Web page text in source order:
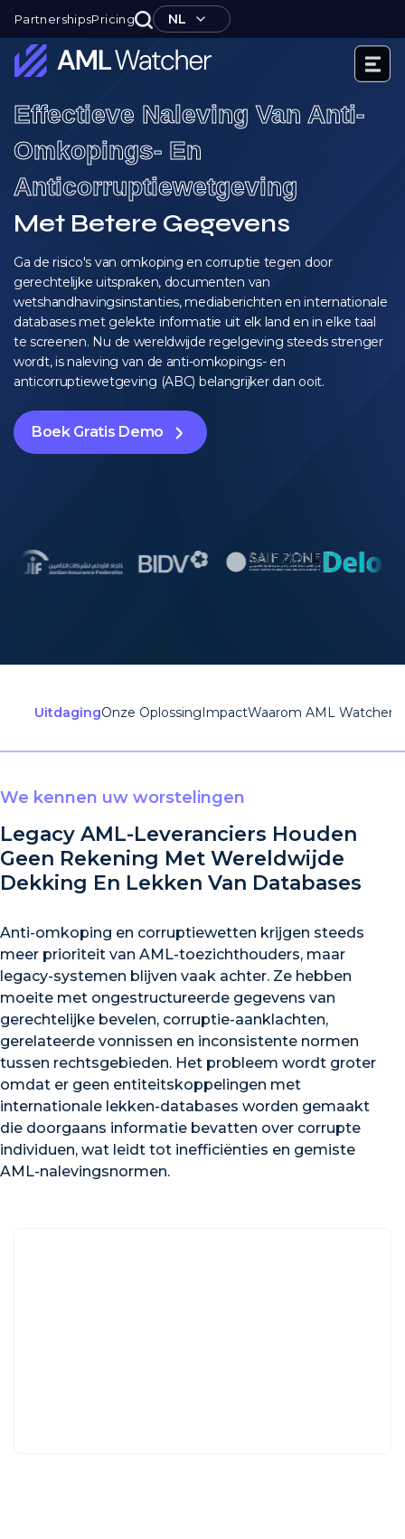
PartnershipsPricing NL
Watcher
naar
inhoud
Effectieve Naleving Van Anti-
Omkopings- En
Anticorruptiewetgeving
Met Betere Gegevens
Ga de risico's van omkoping en corruptie tegen door
gerechtelijke uitspraken, documenten van
wetshandhavingsinstanties, mediaberichten en internationale
databases met gelekte informatie uit elk land en in elke taal
te screenen. Nu de wereldwijde regelgeving steeds strenger
wordt, is naleving van de anti-omkopings- en
anticorruptiewetgeving (ABC) belangrijker dan ooit.
Boek Gratis Demo
UitdagingOnze OplossingImpactWaarom AML Watcher
We kennen uw worstelingen
Legacy AML-Leveranciers Houden
Geen Rekening Met Wereldwijde
Dekking En Lekken Van Databases
Anti-omkoping en corruptiewetten krijgen steeds
meer prioriteit van AML-toezichthouders, maar
legacy-systemen blijven vaak achter. Ze hebben
moeite met ongestructureerde gegevens van
gerechtelijke bevelen, corruptie-aanklachten,
gerelateerde vonnissen en inconsistente normen
tussen rechtsgebieden. Het probleem wordt groter
omdat er geen entiteitskoppelingen met
internationale lekken-databases worden gemaakt
die doorgaans informatie bevatten over corrupte
individuen, wat leidt tot inefficiënties en gemiste
AML-nalevingsnormen.